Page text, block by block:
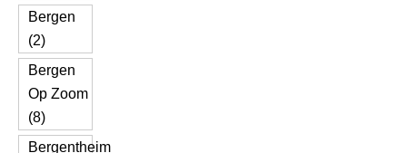
Bergen
(2)
Bergen
Op Zoom
(8)
Bergentheim